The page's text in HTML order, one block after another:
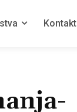
Kontakt